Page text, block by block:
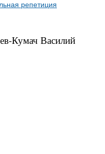
репетиция
Кумач Василий